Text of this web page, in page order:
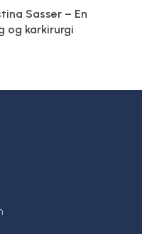
Sasser – En
og karkirurgi